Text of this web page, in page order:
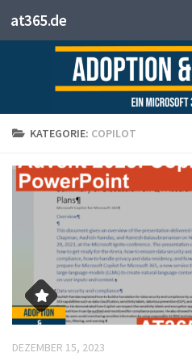
Zum Inhalt springen
at365.de
KATEGORIE: COPILOT
DEZEMBER 15, 2023